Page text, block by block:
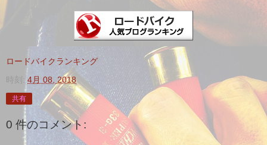
ロードバイクランキング
時刻: 4月 08, 2018
共有
0 件のコメント: